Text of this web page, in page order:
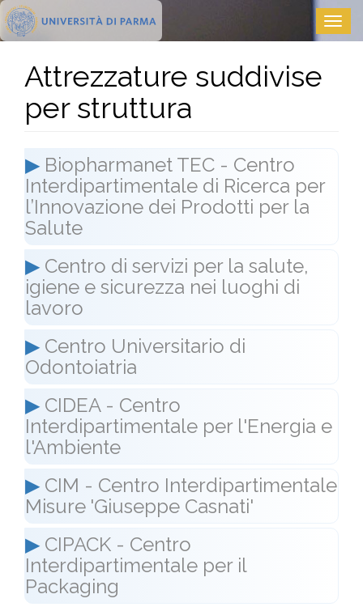
Salta
al
contenuto
Attrezzature suddivise
per struttura
▶ Biopharmanet TEC - Centro
Interdipartimentale di Ricerca per
l’Innovazione dei Prodotti per la
Salute
▶ Centro di servizi per la salute,
igiene e sicurezza nei luoghi di
lavoro
▶ Centro Universitario di
Odontoiatria
▶ CIDEA - Centro
Interdipartimentale per l'Energia e
l'Ambiente
▶ CIM - Centro Interdipartimentale
Misure 'Giuseppe Casnati'
▶ CIPACK - Centro
Interdipartimentale per il
Packaging